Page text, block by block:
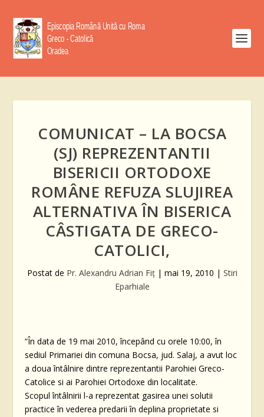
COMUNICAT – LA BOCSA
(SJ) REPREZENTANTII
BISERICII ORTODOXE
ROMÂNE REFUZA SLUJIREA
ALTERNATIVA ÎN BISERICA
CÂSTIGATA DE GRECO-
CATOLICI,
Postat de Pr. Alexandru Adrian Fiţ| mai 19, 2010 | Stiri
Eparhiale
“În data de 19 mai 2010, începând cu orele 10:00, în
sediul Primariei din comuna Bocsa, jud. Salaj, a avut loc
a doua întâlnire dintre reprezentantii Parohiei Greco-
Catolice si ai Parohiei Ortodoxe din localitate.
Scopul întâlnirii l-a reprezentat gasirea unei solutii
practice în vederea predarii în deplina proprietate si